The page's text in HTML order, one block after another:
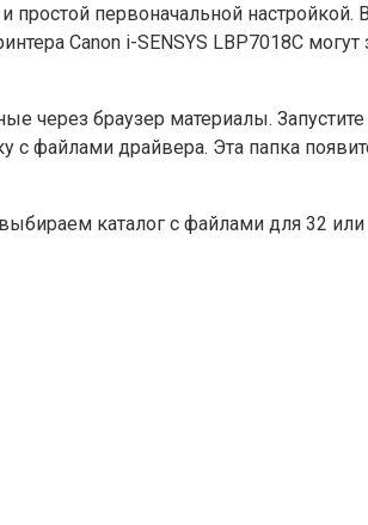
первоначальной настройкой.
Canon i-SENSYS LBP7018C
через браузер материалы.
с файлами драйвера. Эта папка
каталог с файлами для 32